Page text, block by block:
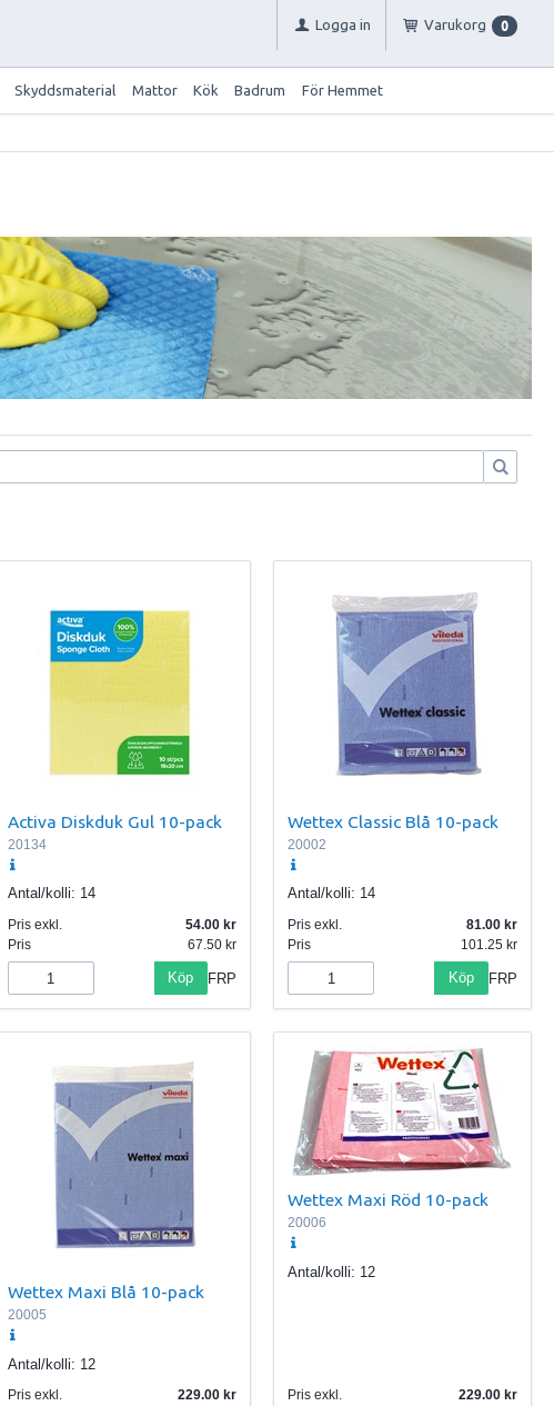
Logga in Varukorg 0
Skyddsmaterial Mattor Kök Badrum För Hemmet
Activa Diskduk Gul 10-pack
20134
Antal/kolli: 14
Pris exkl.
54.00
Pris
67.50
Köp FRP
Wettex Classic Blå 10-pack
20002
Antal/kolli: 14
Pris exkl.
81.00
Pris
101.25
Köp FRP
Wettex Maxi Blå 10-pack
20005
Antal/kolli: 12
Pris exkl.
229.00
Wettex Maxi Röd 10-pack
20006
Antal/kolli: 12
Pris exkl.
229.00